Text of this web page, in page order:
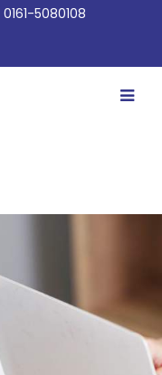
0161-5080108